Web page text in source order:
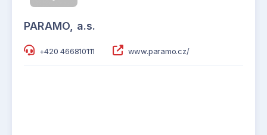
PARAMO, a.s.
+420 466810111 www.paramo.cz/